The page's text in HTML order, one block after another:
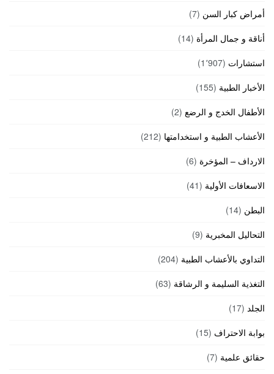
أمراض كبار السن (7)
أناقة و جمال المرأة (14)
استشارات (1٬907)
الأخبار الطبية (155)
الأطفال الخدج و الرضع (2)
الأعشاب الطبية و استخدامتها (212)
الارداف – المؤخرة (6)
الاسعافات الأولية (41)
البطن (14)
التحاليل المخبرية (9)
التداوي بالأعشاب الطبية (204)
التغذية السليمة و الرشاقة (63)
الجلد (17)
بوابة الاحتراف (15)
حقائق علمية (7)